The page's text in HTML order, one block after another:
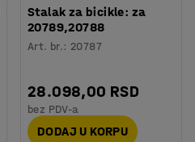
Stalak za bicikle: za
20789,20788
Art. br.: 20787
28.098,00 RSD
bez PDV-a
DODAJ U KORPU